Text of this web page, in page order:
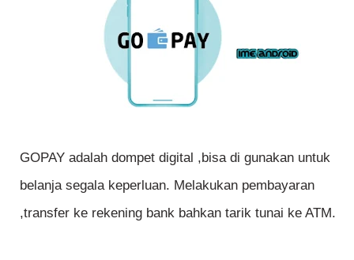
GOPAY adalah dompet digital ,bisa di gunakan untuk
belanja segala keperluan. Melakukan pembayaran
,transfer ke rekening bank bahkan tarik tunai ke ATM.